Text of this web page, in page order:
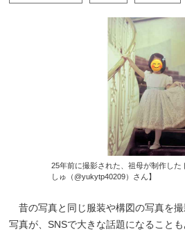
25年前に撮影された、祖母が制作した
しゅ（@yukytp40209）さん】
昔の写真と同じ服装や構図の写真を
写真が、SNSで大きな話題になること